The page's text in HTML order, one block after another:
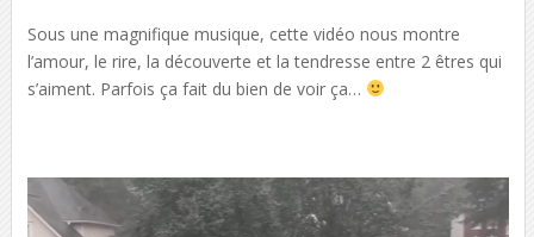
Sous une magnifique musique, cette vidéo nous montre
l’amour, le rire, la découverte et la tendresse entre 2 êtres qui
s’aiment. Parfois ça fait du bien de voir ça…